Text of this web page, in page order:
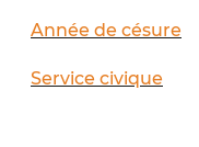
Année de césure
Service civique